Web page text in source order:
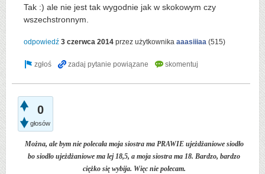
Tak :) ale nie jest tak wygodnie jak w skokowym czy
wszechstronnym.
odpowiedź 3 czerwca 2014 przez użytkownika aaasiiiaa (515)
0
głosów
Można, ale bym nie polecała moja siostra ma PRAWIE ujeżdżaniowe siodło
bo siodło ujeżdżaniowe ma lej 18,5, a moja siostra ma 18. Bardzo, bardzo
ciężko się wybija. Więc nie polecam.